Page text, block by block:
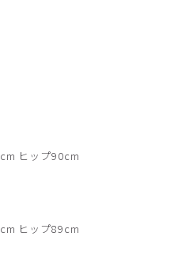
ヒップ90cm
ヒップ89cm